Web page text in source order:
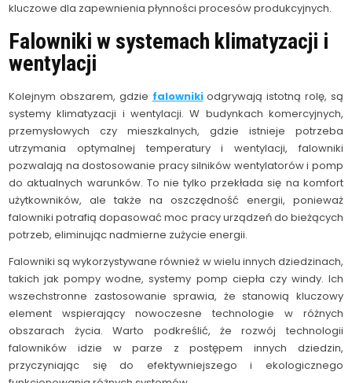
kluczowe dla zapewnienia płynności procesów produkcyjnych.
Falowniki w systemach klimatyzacji i
wentylacji
Kolejnym obszarem, gdzie falownikiodgrywają istotną rolę, są
systemy klimatyzacji i wentylacji. W budynkach komercyjnych,
przemysłowych czy mieszkalnych, gdzie istnieje potrzeba
utrzymania optymalnej temperatury i wentylacji, falowniki
pozwalają na dostosowanie pracy silników wentylatorów i pomp
do aktualnych warunków. To nie tylko przekłada się na komfort
użytkowników, ale także na oszczędność energii, ponieważ
falowniki potrafią dopasować moc pracy urządzeń do bieżących
potrzeb, eliminując nadmierne zużycie energii.
Falowniki są wykorzystywane również w wielu innych dziedzinach,
takich jak pompy wodne, systemy pomp ciepła czy windy. Ich
wszechstronne zastosowanie sprawia, że stanowią kluczowy
element wspierający nowoczesne technologie w różnych
obszarach życia. Warto podkreślić, że rozwój technologii
falowników idzie w parze z postępem innych dziedzin,
przyczyniając się do efektywniejszego i ekologicznego